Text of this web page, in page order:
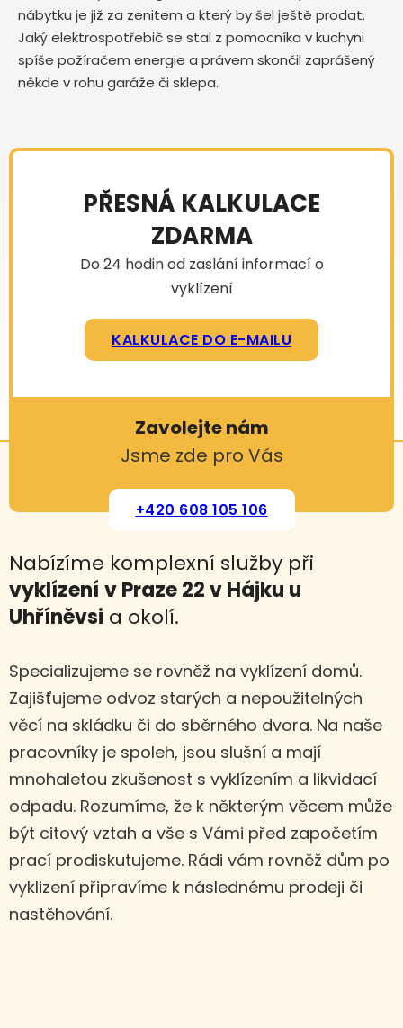
nábytku je již za zenitem a který by šel ještě prodat.
Jaký elektrospotřebič se stal z pomocníka v kuchyni
spíše požíračem energie a právem skončil zaprášený
někde v rohu garáže či sklepa.
PŘESNÁ KALKULACE
ZDARMA
Do 24 hodin od zaslání informací o
vyklízení
KALKULACE DO E-MAILU
Zavolejte nám
Jsme zde pro Vás
+420 608 105 106
Nabízíme komplexní služby při
vyklízení v Praze 22 v Hájku u
Uhříněvsi a okolí.
Specializujeme se rovněž na vyklízení domů.
Zajišťujeme odvoz starých a nepoužitelných
věcí na skládku či do sběrného dvora. Na naše
pracovníky je spoleh, jsou slušní a mají
mnohaletou zkušenost s vyklízením a likvidací
odpadu. Rozumíme, že k některým věcem může
být citový vztah a vše s Vámi před započetím
prací prodiskutujeme. Rádi vám rovněž dům po
vyklizení připravíme k následnému prodeji či
nastěhování.